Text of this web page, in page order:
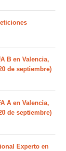
B en Valencia,
de septiembre)
A en Valencia,
de septiembre)
Experto en